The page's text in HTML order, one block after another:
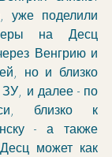
уже поделили
на Десц
Венгрию и
но и близко
и далее - по
близко к
- а также
может как